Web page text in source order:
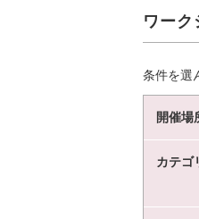
ワーク
条件を選
開催場
カテゴ